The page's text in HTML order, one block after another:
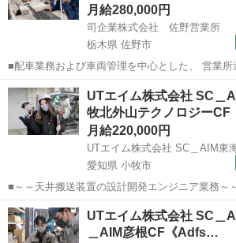
月給280,000円
司企業株式会社 佐野営業所
栃木県 佐野市
■配車業務および車両管理を中心とした、 営業所
ンをお任せします。 ＜主な業務内容＞ ・車両の
検、定期点検、整備スケジュール管理 （ディー
・ドライバーの業務スケジュール...
栃木 佐野市 その他
UTエイム株式会社 SC＿
牧北外山テクノロジー
月給220,000円
愛知県 小牧市
■～～天井搬送装置の設計開発エンジニア業務～～ CADソフトを使
して形状検討・試作・評価・作図をお任せしま
願いいたします！ ◎パターン設計から入りますので実務経験が無くと
もOJTを受けながら覚えて...
愛知 小牧市 その他
UTエイム株式会社 SC＿
＿AIM彦根CF《Adfs…